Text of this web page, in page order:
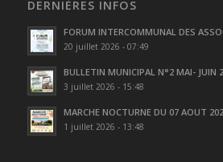
DERNIÈRES INFOS
FORUM INTERCOMMUNAL DES
20 juillet 2026 - 07:49
BULLETIN MUNICIPAL N°2 MAI- JUIN
3 juillet 2026 - 15:48
MARCHE NOCTURNE DU 07 AOUT
1 juillet 2026 - 13:48